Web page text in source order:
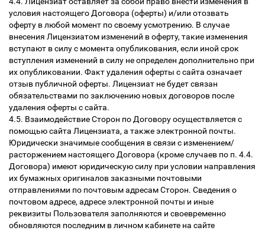
условия настоящего Договора (оферты) и/или отозвать
оферту в любой момент по своему усмотрению. В случае
внесения Лицензиатом изменений в оферту, такие изменения
вступают в силу с момента опубликования, если иной срок
вступления изменений в силу не определен дополнительно при
их опубликовании. Факт удаления оферты с сайта означает
отзыв публичной оферты. Лицензиат не будет связан
обязательствами по заключению новых договоров после
удаления оферты с сайта.
4.5. Взаимодействие Сторон по Договору осуществляется с
помощью сайта Лицензиата, а также электронной почты.
Юридически значимые сообщения в связи с изменением/
расторжением настоящего Договора (кроме случаев по п. 4.4.
Договора) имеют юридическую силу при условии направления
их бумажных оригиналов заказными почтовыми
отправлениями по почтовым адресам Сторон. Сведения о
почтовом адресе, адресе электронной почты и иные
реквизиты Пользователя заполняются и своевременно
обновляются последним в личном кабинете на сайте